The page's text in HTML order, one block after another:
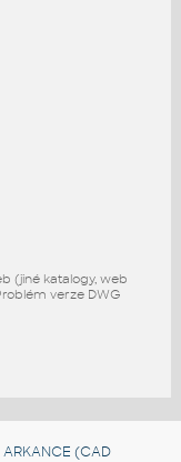
(jiné katalogy, web
verze DWG
ARKANCE (CAD